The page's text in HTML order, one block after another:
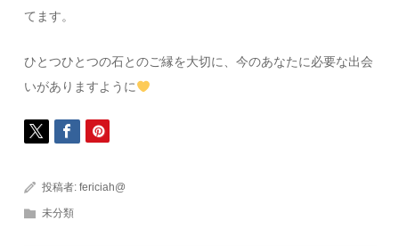
てます。
ひとつひとつの石とのご縁を大切に、今のあなたに必要な出会
いがありますように
投稿者:fericiah@
未分類